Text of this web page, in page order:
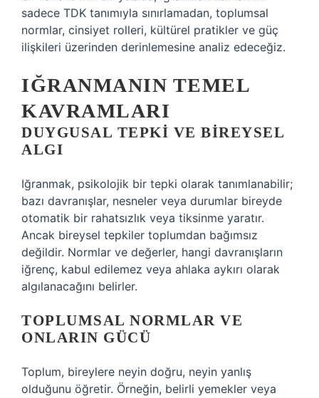
sadece TDK tanımıyla sınırlamadan, toplumsal
normlar, cinsiyet rolleri, kültürel pratikler ve güç
ilişkileri üzerinden derinlemesine analiz edeceğiz.
IĞRANMANIN TEMEL
KAVRAMLARI
DUYGUSAL TEPKI VE BIREYSEL
ALGI
Iğranmak, psikolojik bir tepki olarak tanımlanabilir;
bazı davranışlar, nesneler veya durumlar bireyde
otomatik bir rahatsızlık veya tiksinme yaratır.
Ancak bireysel tepkiler toplumdan bağımsız
değildir. Normlar ve değerler, hangi davranışların
iğrenç, kabul edilemez veya ahlaka aykırı olarak
algılanacağını belirler.
TOPLUMSAL NORMLAR VE
ONLARIN GÜCÜ
Toplum, bireylere neyin doğru, neyin yanlış
olduğunu öğretir. Örneğin, belirli yemekler veya